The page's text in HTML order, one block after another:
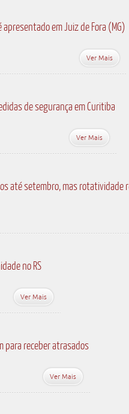
apresentado em Juiz de Fora (MG)
Ver Mais
de segurança em Curitiba
Ver Mais
até setembro, mas rotatividade
no RS
Ver Mais
para receber atrasados
Ver Mais